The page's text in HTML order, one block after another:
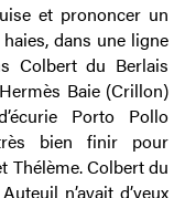
et prononcer un
dans une ligne
Colbert du Berlais
Baie (Crillon)
Porto Pollo
bien finir pour
Thélème. Colbert du
n’avait d’yeux